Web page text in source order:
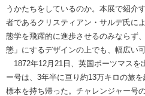
うかたちをしているのか。本展で紹介
者であるクリスティアン・サルデ氏に
態学を飛躍的に進歩させるのみならず
態」にするデザインの上でも、幅広い
1872年12月21日、英国ポーツマスを
ー号は、3年半に亘り約13万キロの旅
標本を持ち帰った。チャレンジャー号